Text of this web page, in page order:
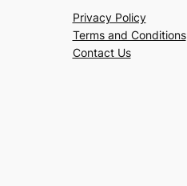
Privacy Policy
Terms and Conditions
Contact Us